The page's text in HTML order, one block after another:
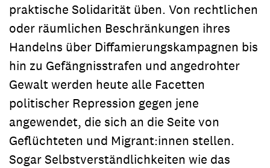
praktische Solidarität üben. Von rechtlichen
oder räumlichen Beschränkungen ihres
Handelns über Diffamierungskampagnen bis
hin zu Gefängnisstrafen und angedrohter
Gewalt werden heute alle Facetten
politischer Repression gegen jene
angewendet, die sich an die Seite von
Geflüchteten und Migrant:innen stellen.
Sogar Selbstverständlichkeiten wie das